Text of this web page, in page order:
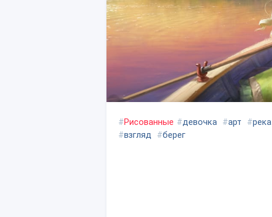
#Рисованные #девочка #арт #река
#взгляд #берег